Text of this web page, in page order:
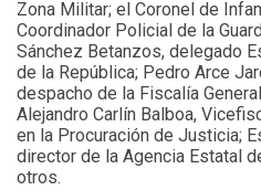
Zona Militar; el Coronel de
Coordinador Policial de la
Sánchez Betanzos, delegado
de la República; Pedro Arce
despacho de la Fiscalía
Alejandro Carlín Balboa,
en la Procuración de Justicia;
director de la Agencia Estatal
otros.